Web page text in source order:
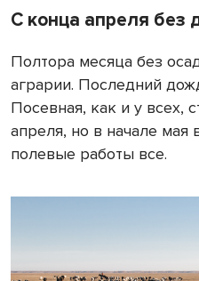
С конца апреля без
Полтора месяца без
аграрии. Последний
Посевная, как и у всех,
апреля, но в начале мая
полевые работы все.